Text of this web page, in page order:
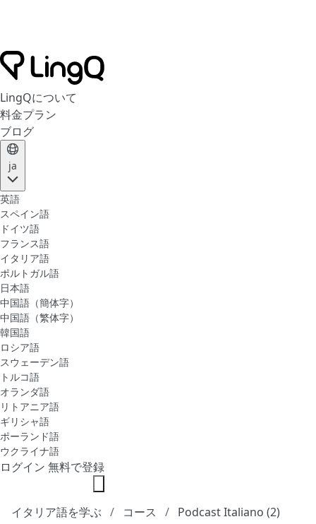
LingQについて
料金プラン
ブログ
ja
英語
スペイン語
ドイツ語
フランス語
イタリア語
ポルトガル語
日本語
中国語（簡体字）
中国語（繁体字）
韓国語
ロシア語
スウェーデン語
トルコ語
オランダ語
リトアニア語
ギリシャ語
ポーランド語
ウクライナ語
ログイン 無料で登録
イタリア語を学ぶ コース Podcast Italiano (2)